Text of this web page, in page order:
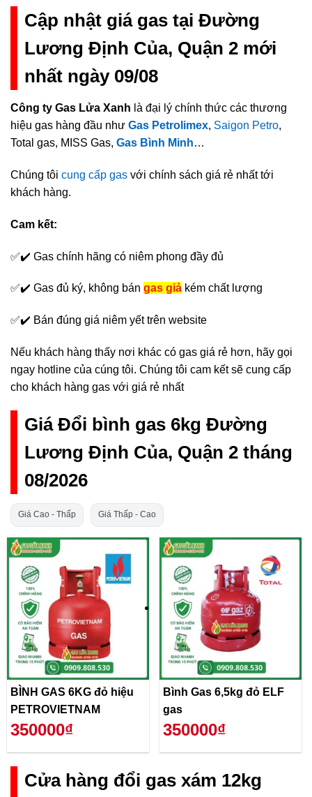
Cập nhật giá gas tại Đường
Lương Định Của, Quận 2 mới
nhất ngày 09/08
Công ty Gas Lửa Xanh là đại lý chính thức các thương
hiệu gas hàng đầu như Gas Petrolimex, Saigon Petro,
Total gas, MISS Gas, Gas Bình Minh…
Chúng tôi cung cấp gas với chính sách giá rẻ nhất tới
khách hàng.
Cam kết:
✅✔️ Gas chính hãng có niêm phong đầy đủ
✅✔️ Gas đủ ký, không bán gas giả kém chất lượng
✅✔️ Bán đúng giá niêm yết trên website
Nếu khách hàng thấy nơi khác có gas giá rẻ hơn, hãy gọi
ngay hotline của cúng tôi. Chúng tôi cam kết sẽ cung cấp
cho khách hàng gas với giá rẻ nhất
Giá Đổi bình gas 6kg Đường
Lương Định Của, Quận 2 tháng
08/2026
Giá Cao - Thấp Giá Thấp - Cao
BÌNH GAS 6KG đỏ hiệu
PETROVIETNAM
350000₫
Bình Gas 6,5kg đỏ ELF
gas
350000₫
Cửa hàng đổi gas xám 12kg